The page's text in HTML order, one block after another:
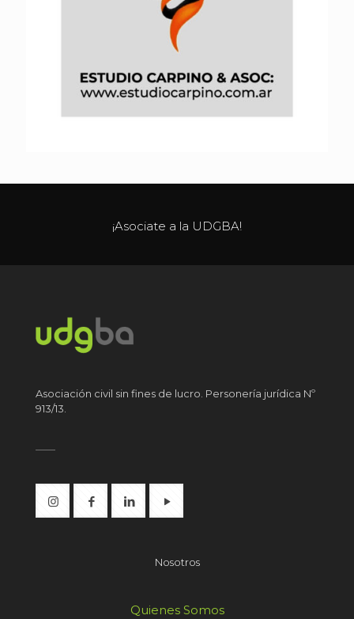
¡Asociate a la UDGBA!
Asociación civil sin fines de lucro. Personería jurídica Nº
913/13.
Nosotros
Quienes Somos